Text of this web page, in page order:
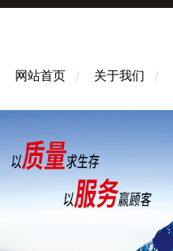
网站首页 关于我们